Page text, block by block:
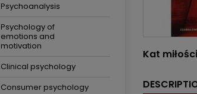
Psychoanalysis
Psychology of
emotions and
motivation
Clinical psychology
Consumer psychology
Kat miłości